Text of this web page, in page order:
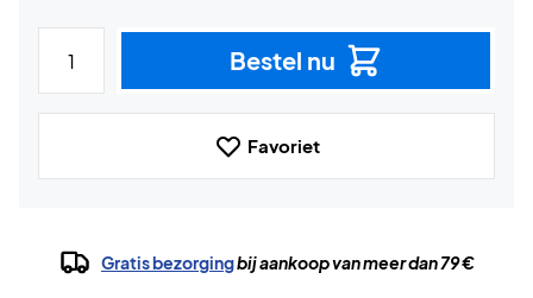
Bestel nu
Favoriet
Gratis bezorgingbij aankoop van meer dan 79 €